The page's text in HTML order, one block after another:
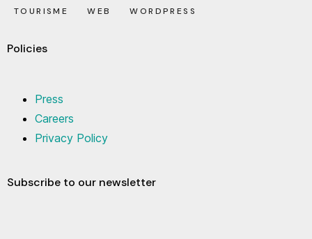
TOURISME WEB WORDPRESS
Policies
Press
Careers
Privacy Policy
Subscribe to our newsletter